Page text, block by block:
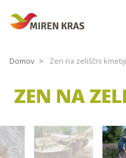
Domov Zen na zeliščni kmetiji
ZEN NA